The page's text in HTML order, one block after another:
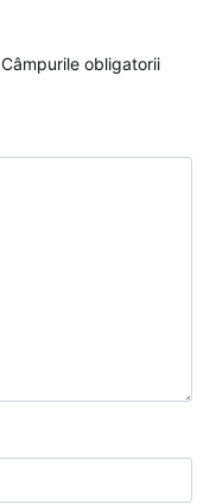
Câmpurile obligatorii